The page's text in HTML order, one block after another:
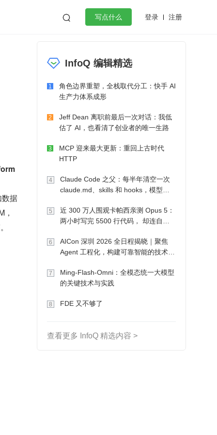
 写点什么 登录 注册
微服务架构 flutter
据
InfoQ 编辑精选
1
角色边界重塑，全栈取代分工：快手 AI
生产力体系成形
2
Jeff Dean 离职前最后一次对话：我低
估了 AI，也看清了创业者的唯一生路
3
MCP 迎来最大更新：重回上古时代
HTTP
4
Claude Code 之父：每半年清空一次
claude.md、skills 和 hooks，模型自
5
近 300 万人围观卡帕西亲测 Opus 5：
两小时写完 5500 行代码， 却连自己
6
AICon 深圳 2026 全日程揭晓｜聚焦
Agent 工程化，构建可靠智能的技术路
7
Ming-Flash-Omni：全模态统一大模型
的关键技术与实践
8 FDE 又不够了
查看更多 InfoQ 精选内容 >